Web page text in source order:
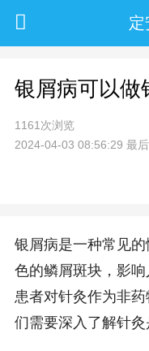
定
银屑病可以做
1161次浏览
2024-04-03 08:56:29 最
银屑病是一种常见
色的鳞屑斑块，影
患者对针灸作为非
们需要深入了解针灸